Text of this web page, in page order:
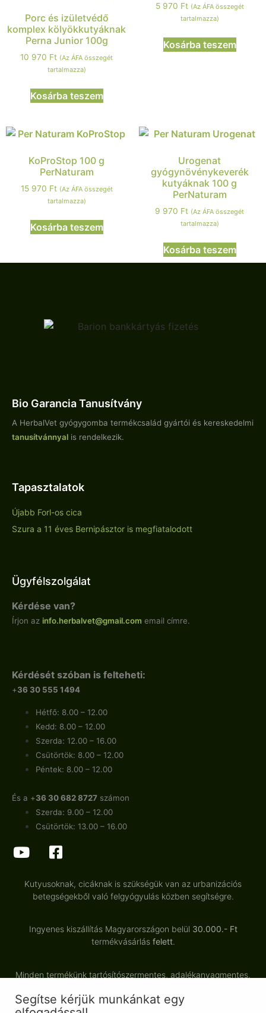
Porc és izületvédő
komplex kölyökkutyáknak
Perna Junior 100g
10 970 Ft (Az ÁFA összegét
tartalmazza)
Kosárba teszem
5 970 Ft (Az ÁFA összegét
tartalmazza)
Kosárba teszem
KoProStop 100 g
PerNaturam
15 970 Ft (Az ÁFA összegét
tartalmazza)
Kosárba teszem
Urogenat
gyógynövénykeverék
kutyáknak 100 g
PerNaturam
9 970 Ft (Az ÁFA összegét
tartalmazza)
Kosárba teszem
Bio Garancia Tanusítvány
A HerbalVet gyógygomba termékcsalád gyártói és kereskedelmi
tanusítvánnyal is rendelkezik.
Tapasztalatok
Újabb Forl-os cica
Szura a 11 éves Bernipásztor is megfiatalodott
Ügyfélszolgálat
Kérdése van?
Írjon az info.herbalvet@gmail.com email címre.
Kérdését szóban is felteheti:
+36 30 555 1494
Hétfő: 8.00 – 12.00
Kedd: 8.00 – 12.00
Szerda: 12.00 – 16.00
Csütörtök: 8.00 – 12.00
Péntek: 8.00 – 12.00
És a +36 30 682 8727 számon
Szerda: 9.00 – 12.00
Csütörtök: 13.00 – 16.00
Kutyusoknak, cicáknak is szükségük van az urbanizációs
betegségekből való felgyógyulás közben segítségre.
Ingyenes kiszállítás Magyarországon belül 30.000.- Ft
termékvásárlás felett.
Minden termékünk tartósítószermentes, adalékanyagmentes,
Segítse kérjük munkánkat egy